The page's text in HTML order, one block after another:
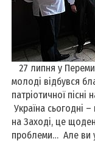
27 липня у
молоді відбувся
патріотичної пісні
Україна сьогодні
на Заході, це
проблеми… Але ви